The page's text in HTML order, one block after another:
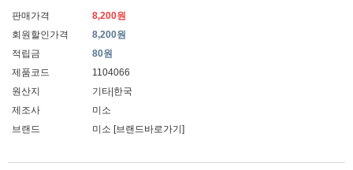
판매가격
8,200원
회원할인가격
8,200원
적립금
80원
제품코드
1104066
원산지
기타|한국
제조사
미소
브랜드
미소 [브랜드바로가기]